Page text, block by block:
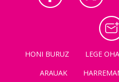
HONI BURUZ LEGE
ARAUAK